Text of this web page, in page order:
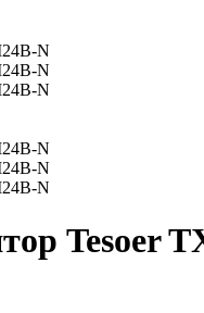
Tesoer